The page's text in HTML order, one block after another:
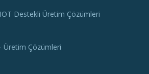
Destekli Üretim Çözümleri
Üretim Çözümleri